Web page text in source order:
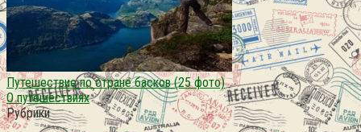
Путешествие по стране басков (25 фото)
О путешествиях
Рубрики